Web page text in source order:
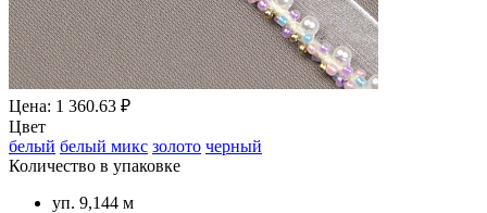
Цена: 1 360.63 ₽
Цвет
белый белый микс золото черный
Количество в упаковке
уп. 9,144 м